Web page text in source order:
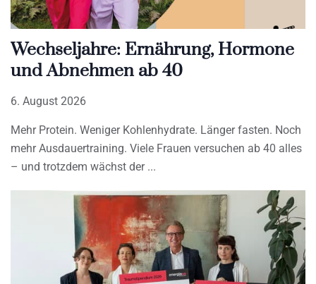
Wechseljahre: Ernährung, Hormone
und Abnehmen ab 40
6. August 2026
Mehr Protein. Weniger Kohlenhydrate. Länger fasten. Noch
mehr Ausdauertraining. Viele Frauen versuchen ab 40 alles
– und trotzdem wächst der